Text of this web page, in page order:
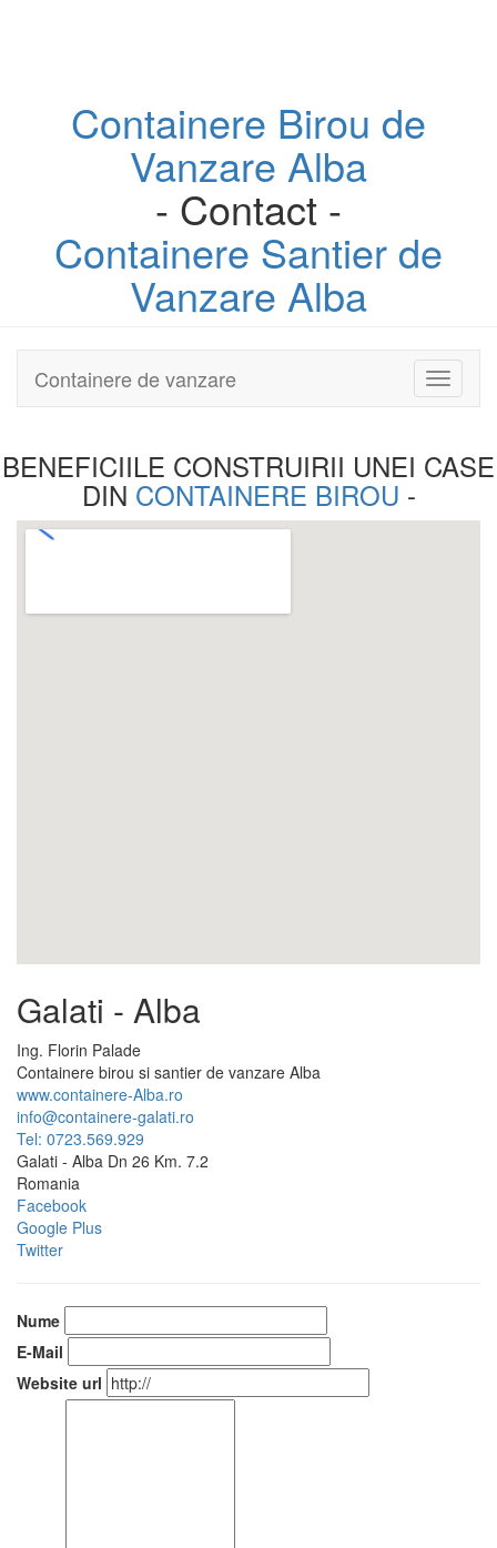
Containere Birou de
Vanzare Alba
- Contact -
Containere Santier de
Vanzare Alba
Toggle
Containere de vanzare
BENEFICIILE CONSTRUIRII UNEI CASE
DIN CONTAINERE BIROU -
Galati - Alba
Ing. Florin Palade
Containere birou si santier de vanzare Alba
www.containere-Alba.ro
info@containere-galati.ro
Tel: 0723.569.929
Galati - Alba Dn 26 Km. 7.2
Romania
Facebook
Google Plus
Twitter
Nume
E-Mail
Website url